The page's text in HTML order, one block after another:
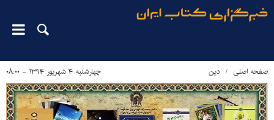
صفحه اصلی دین‌ چهارشنبه ۴ شهریور ۱۳۹۴ - ۰۸:۰۰